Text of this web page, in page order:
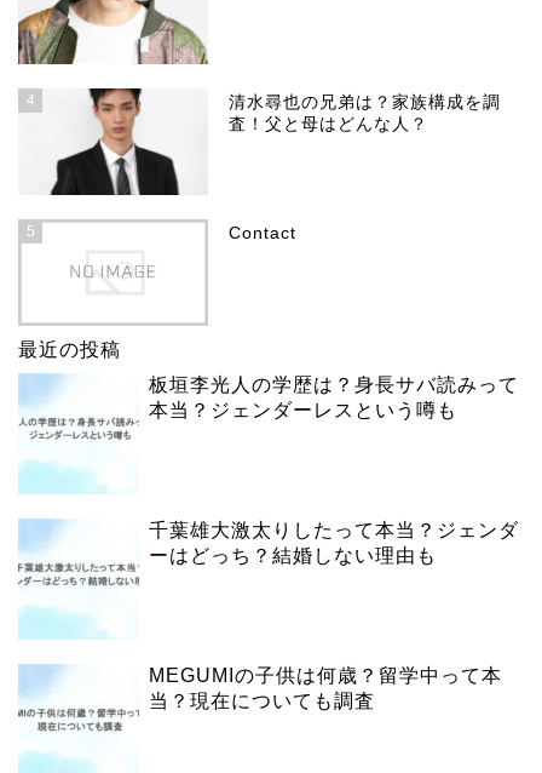
4
清水尋也の兄弟は？家族構成を調
査！父と母はどんな人？
5 Contact
最近の投稿
板垣李光人の学歴は？身長サバ読みって
本当？ジェンダーレスという噂も
千葉雄大激太りしたって本当？ジェンダ
ーはどっち？結婚しない理由も
MEGUMIの子供は何歳？留学中って本
当？現在についても調査